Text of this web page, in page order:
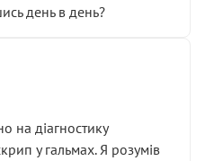
день в день?
на діагностику
у гальмах. Я розумів